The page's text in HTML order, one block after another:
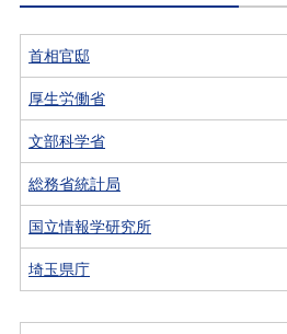
首相官邸
厚生労働省
文部科学省
総務省統計局
国立情報学研究所
埼玉県庁